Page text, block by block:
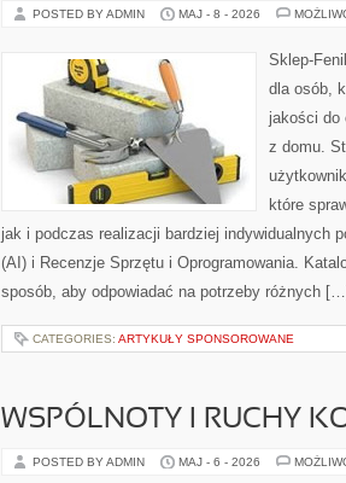
POSTED BY ADMIN MAJ - 8 - 2026
Sklep-
dla osób,
jakości do
z domu.
które
jak i podczas realizacji bardziej indywidualnych
(AI) i Recenzje Sprzętu i Oprogramowania.
sposób, aby odpowiadać na potrzeby różnych
CATEGORIES: ARTYKUŁY SPONSOROWANE
WSPÓLNOTY I RUCHY
POSTED BY ADMIN MAJ - 6 - 2026